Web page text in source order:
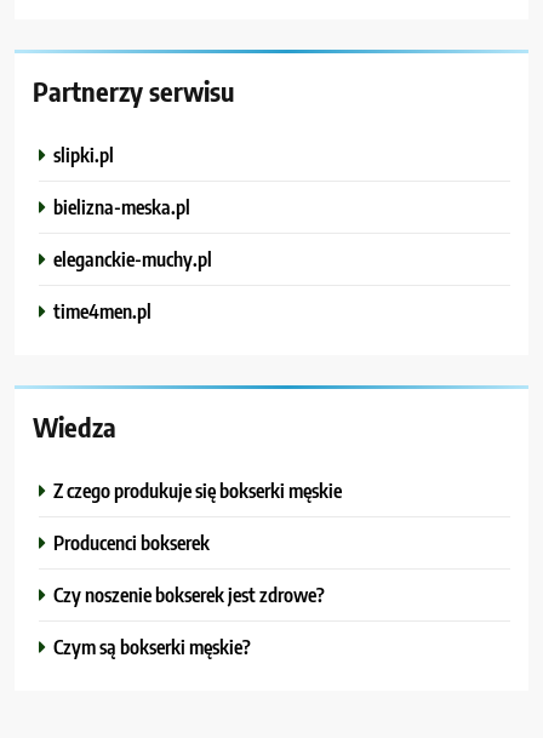
Partnerzy serwisu
slipki.pl
bielizna-meska.pl
eleganckie-muchy.pl
time4men.pl
Wiedza
Z czego produkuje się bokserki męskie
Producenci bokserek
Czy noszenie bokserek jest zdrowe?
Czym są bokserki męskie?